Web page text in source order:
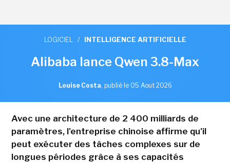
LOGICIEL / INTELLIGENCE ARTIFICIELLE
Alibaba lance Qwen 3.8-Max
Louise Costa, publié le 05 Aout 2026
Avec une architecture de 2 400 milliards de
paramètres, l'entreprise chinoise affirme qu'il
peut exécuter des tâches complexes sur de
longues périodes grâce à ses capacités